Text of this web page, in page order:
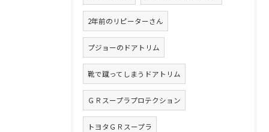
2年前のリピーターさん
プジョーのドアトリム
靴で蹴ってしまうドアトリム
ＧＲスープラプロテクション
トヨタＧＲスープラ